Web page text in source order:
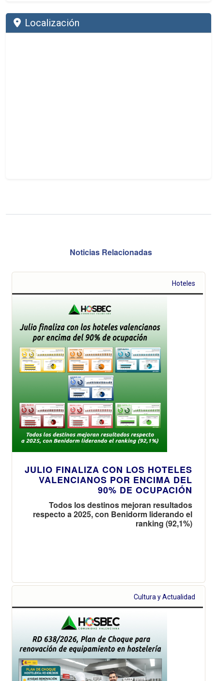
Localización
Noticias Relacionadas
Hoteles
JULIO FINALIZA CON LOS HOTELES
VALENCIANOS POR ENCIMA DEL
90% DE OCUPACIÓN
Todos los destinos mejoran resultados
respecto a 2025, con Benidorm liderando el
ranking (92,1%)
Cultura y Actualidad